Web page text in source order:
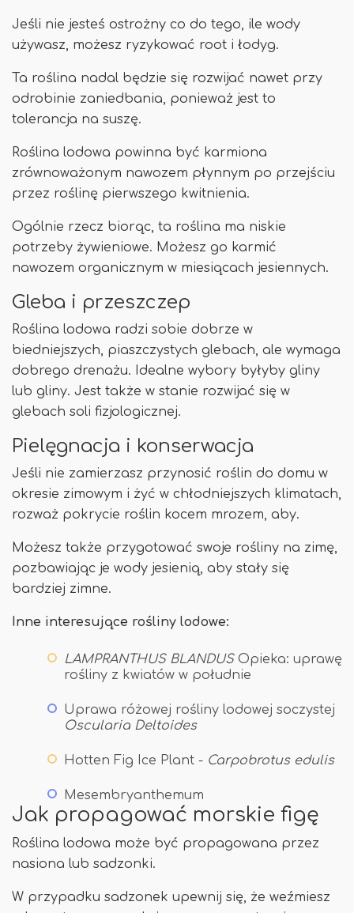
Jeśli nie jesteś ostrożny co do tego, ile wody
używasz, możesz ryzykować root i łodyg.
Ta roślina nadal będzie się rozwijać nawet przy
odrobinie zaniedbania, ponieważ jest to
tolerancja na suszę.
Roślina lodowa powinna być karmiona
zrównoważonym nawozem płynnym po przejściu
przez roślinę pierwszego kwitnienia.
Ogólnie rzecz biorąc, ta roślina ma niskie
potrzeby żywieniowe. Możesz go karmić
nawozem organicznym w miesiącach jesiennych.
Gleba i przeszczep
Roślina lodowa radzi sobie dobrze w
biedniejszych, piaszczystych glebach, ale wymaga
dobrego drenażu. Idealne wybory byłyby gliny
lub gliny. Jest także w stanie rozwijać się w
glebach soli fizjologicznej.
Pielęgnacja i konserwacja
Jeśli nie zamierzasz przynosić roślin do domu w
okresie zimowym i żyć w chłodniejszych klimatach,
rozważ pokrycie roślin kocem mrozem, aby.
Możesz także przygotować swoje rośliny na zimę,
pozbawiając je wody jesienią, aby stały się
bardziej zimne.
Inne interesujące rośliny lodowe:
LAMPRANTHUS BLANDUSOpieka: uprawę
rośliny z kwiatów w południe
Uprawa różowej rośliny lodowej soczystej
Oscularia Deltoides
Hotten Fig Ice Plant - Carpobrotus edulis
Mesembryanthemum
Jak propagować morskie figę
Roślina lodowa może być propagowana przez
nasiona lub sadzonki.
W przypadku sadzonek upewnij się, że weźmiesz